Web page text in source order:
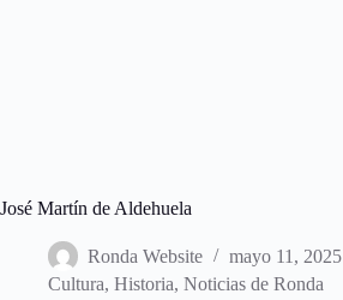
José Martín de Aldehuela
Ronda Website
mayo 11, 2025
Cultura, Historia, Noticias de Ronda